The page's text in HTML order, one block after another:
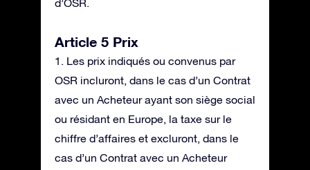
d’OSR.
Article 5 Prix
1. Les prix indiqués ou convenus par
OSR incluront, dans le cas d’un Contrat
avec un Acheteur ayant son siège social
ou résidant en Europe, la taxe sur le
chiffre d’affaires et excluront, dans le
cas d’un Contrat avec un Acheteur